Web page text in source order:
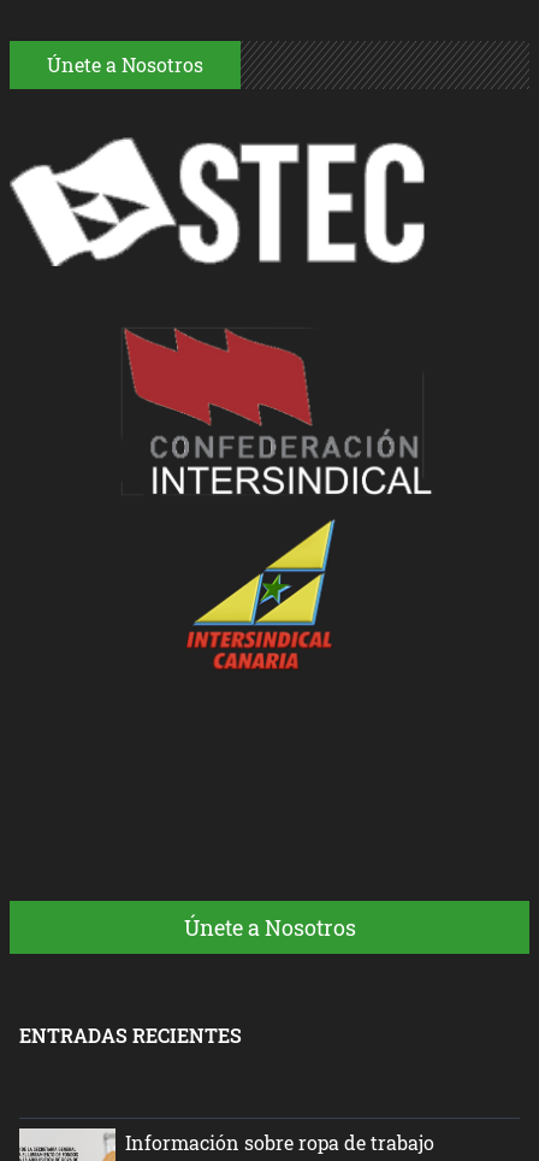
Únete a Nosotros
Únete a Nosotros
ENTRADAS RECIENTES
Información sobre ropa de trabajo